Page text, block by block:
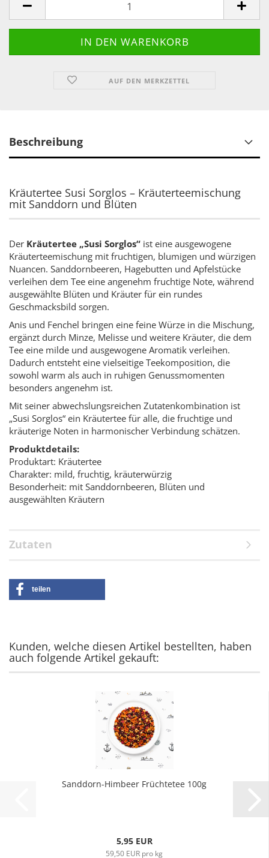
AUF DEN MERKZETTEL
Beschreibung
Kräutertee Susi Sorglos – Kräuterteemischung
mit Sanddorn und Blüten
Der Kräutertee „Susi Sorglos“ ist eine ausgewogene
Kräuterteemischung mit fruchtigen, blumigen und würzigen
Nuancen. Sanddornbeeren, Hagebutten und Apfelstücke
verleihen dem Tee eine angenehm fruchtige Note, während
ausgewählte Blüten und Kräuter für ein rundes
Geschmacksbild sorgen.
Anis und Fenchel bringen eine feine Würze in die Mischung,
ergänzt durch Minze, Melisse und weitere Kräuter, die dem
Tee eine milde und ausgewogene Aromatik verleihen.
Dadurch entsteht eine vielseitige Teekomposition, die
sowohl warm als auch in ruhigen Genussmomenten
besonders angenehm ist.
Mit seiner abwechslungsreichen Zutatenkombination ist
„Susi Sorglos“ ein Kräutertee für alle, die fruchtige und
kräuterige Noten in harmonischer Verbindung schätzen.
Produktdetails:
Produktart: Kräutertee
Charakter: mild, fruchtig, kräuterwürzig
Besonderheit: mit Sanddornbeeren, Blüten und
ausgewählten Kräutern
Zutaten
teilen
Kunden, welche diesen Artikel bestellten, haben
auch folgende Artikel gekauft:
Sanddorn-Himbeer Früchtetee 100g
5,95 EUR
59,50 EUR pro kg